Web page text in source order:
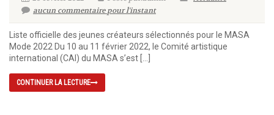
aucun commentaire pour l'instant
Liste officielle des jeunes créateurs sélectionnés pour le MASA
Mode 2022 Du 10 au 11 février 2022, le Comité artistique
international (CAI) du MASA s’est […]
CONTINUER LA LECTURE